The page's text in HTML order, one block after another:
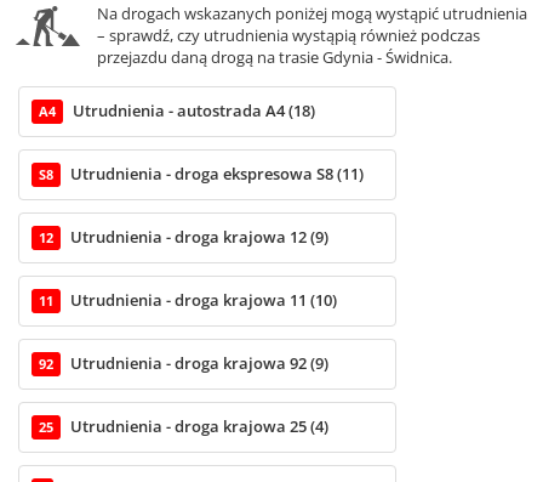
Na drogach wskazanych poniżej mogą wystąpić utrudnienia
– sprawdź, czy utrudnienia wystąpią również podczas
przejazdu daną drogą na trasie Gdynia - Świdnica.
A4 Utrudnienia - autostrada A4 (18)
S8 Utrudnienia - droga ekspresowa S8 (11)
12 Utrudnienia - droga krajowa 12 (9)
11 Utrudnienia - droga krajowa 11 (10)
92 Utrudnienia - droga krajowa 92 (9)
25 Utrudnienia - droga krajowa 25 (4)